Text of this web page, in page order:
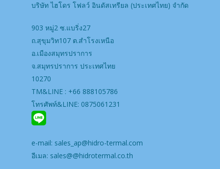
บริษัท ไฮโดร โฟลว์ อินดัสเทรียล (ประเทศไทย) จํากัด
903 หมู่2 ซ.แบริ่ง27
ถ.สุขุมวิท107 ต.สำโรงเหนือ
อ.เมืองสมุทรปราการ
จ.สมุทรปราการ ประเทศไทย
10270
TM&LINE : +66 888105786
โทรศัพท์&LINE: 0875061231
e-mail: sales_ap@hidro-termal.com
อีเมล: sales@@hidrotermal.co.th